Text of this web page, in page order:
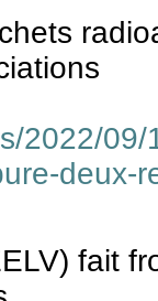
2022/
deux-
fait